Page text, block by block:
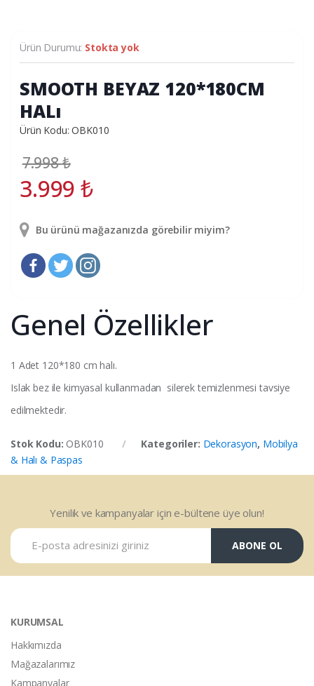
Ürün Durumu: Stokta yok
SMOOTH BEYAZ 120*180CM
HALı
Ürün Kodu: OBK010
7.998₺
3.999₺
Bu ürünü mağazanızda görebilir miyim?
Genel Özellikler
1 Adet 120*180 cm halı.
Islak bez ile kimyasal kullanmadan silerek temizlenmesi tavsiye
edilmektedir.
Stok Kodu: OBK010 Kategoriler: Dekorasyon, Mobilya
& Halı & Paspas
Yenilik ve kampanyalar için e-bültene üye olun!
ABONE OL
KURUMSAL
Hakkımızda
Mağazalarımız
Kampanyalar